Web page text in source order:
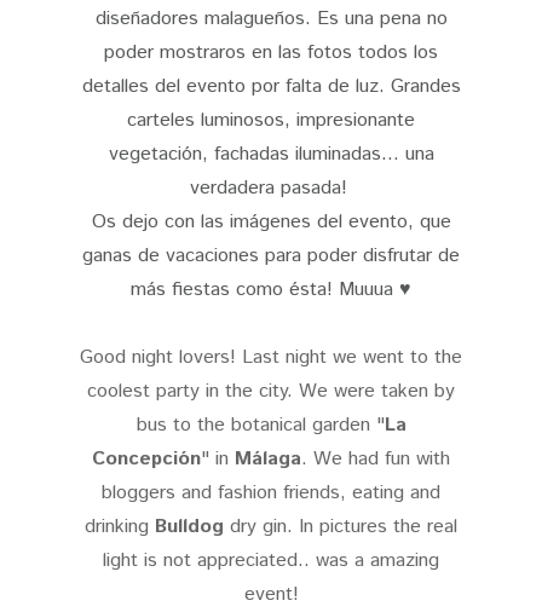
diseñadores malagueños. Es una pena no
poder mostraros en las fotos todos los
detalles del evento por falta de luz. Grandes
carteles luminosos, impresionante
vegetación, fachadas iluminadas... una
verdadera pasada!
Os dejo con las imágenes del evento, que
ganas de vacaciones para poder disfrutar de
más fiestas como ésta! Muuua ♥
Good night lovers! Last night we went to the
coolest party in the city. We were taken by
bus to the botanical garden "La
Concepción" in Málaga. We had fun with
bloggers and fashion friends, eating and
drinking Bulldog dry gin. In pictures the real
light is not appreciated.. was a amazing
event!